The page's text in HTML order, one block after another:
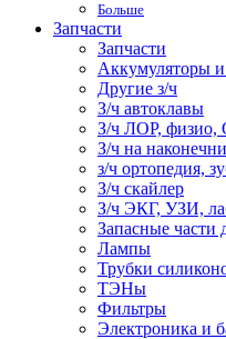
Больше
Запчасти
Запчасти
Аккумуляторы
Другие з/ч
З/ч автоклавы
З/ч ЛОР, физио,
З/ч на
з/ч ортопедия,
З/ч скайлер
З/ч ЭКГ, УЗИ,
Запасные части
Лампы
Трубки
ТЭНы
Фильтры
Электроника и